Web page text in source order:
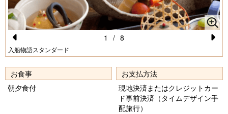
Pr
e
vi
o
入船物語スタンダード
e
xt
1 / 8
お食事
朝夕食付
お支払方法
現地決済またはクレジットカー
ド事前決済（タイムデザイン手
配旅行）